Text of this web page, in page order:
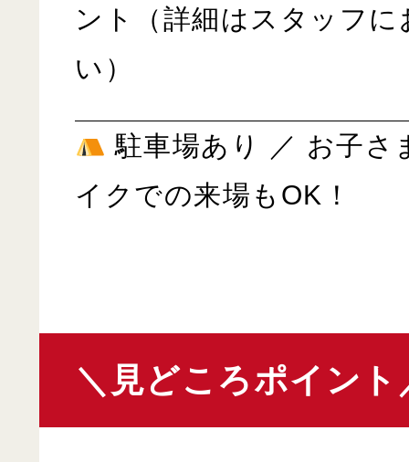
ント（詳細はスタッフ
い）
駐車場あり ／ お子さ
イクでの来場もOK！
＼見どころポイント